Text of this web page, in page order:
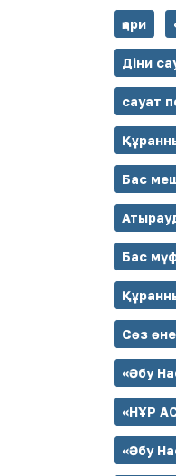
қари
Діни
сауат
Бас
Бас
Сөз
«Әбу
«НҰР
«Әбу